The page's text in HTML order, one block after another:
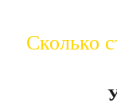
Сколько